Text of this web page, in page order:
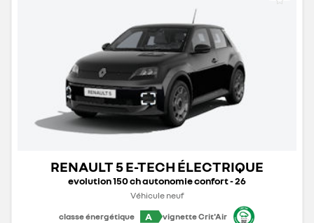
RENAULT 5 E-TECH ÉLECTRIQUE
evolution 150 ch autonomie confort - 26
Véhicule neuf
classe énergétique
A vignette Crit'Air